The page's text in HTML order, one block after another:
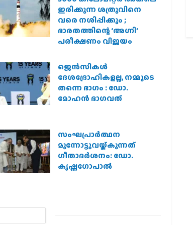
ഇരിക്കുന്ന ശത്രുവിനെ
വരെ നശിപ്പിക്കും ;
ഭാരതത്തിന്റെ ‘അഗ്നി’
പരീക്ഷണം വിജയം
ജെന്‍സികള്‍
ദേശദ്രോഹികളല്ല, നമ്മുടെ
തന്നെ ഭാഗം : ഡോ.
മോഹന്‍ ഭാഗവത്
സംഘപ്രാര്‍ത്ഥന
മുന്നോട്ടുവയ്ക്കുന്നത്
ഗീതാദര്‍ശനം: ഡോ.
കൃഷ്ണഗോപാല്‍